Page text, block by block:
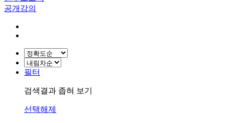
공개강의
필터
검색결과 좁혀 보기
선택해제